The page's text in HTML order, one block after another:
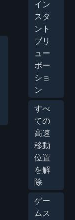
イン
スタ
ント
ブリ
ュー
ポー
ショ
ン
すべ
ての
高速
移動
位置
を解
除
ゲー
ムス